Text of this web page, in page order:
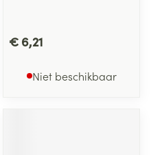
€ 6,21
Niet beschikbaar